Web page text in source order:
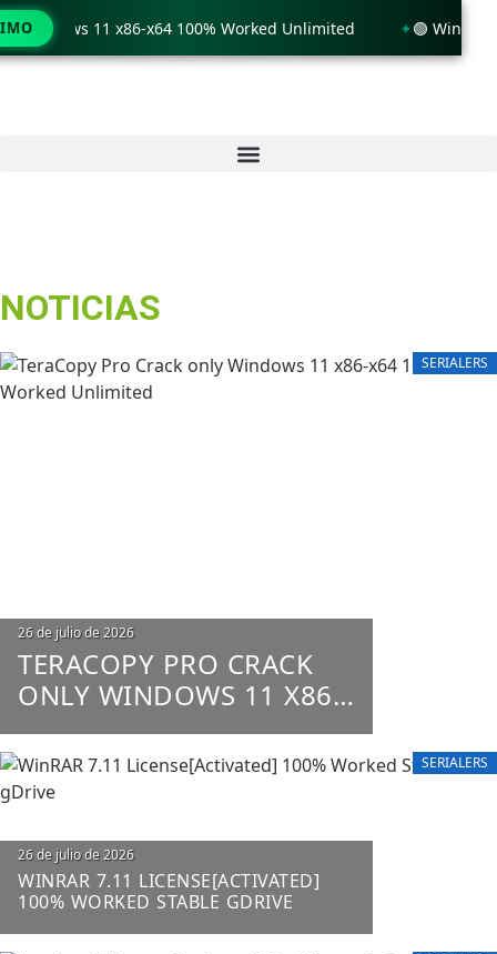
NOTICIAS
SERIALERS
26 de julio de 2026
TERACOPY PRO CRACK
ONLY WINDOWS 11 X86-
X64 100% WORKED
UNLIMITED
SERIALERS
26 de julio de 2026
WINRAR 7.11 LICENSE[ACTIVATED]
100% WORKED STABLE GDRIVE
11 x86-x64 100% Worked Unlimited 🟢 WinRAR